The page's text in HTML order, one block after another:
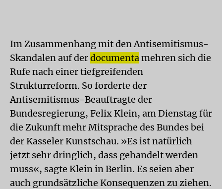
Im Zusammenhang mit den Antisemitismus-
Skandalen auf derdocumentamehren sich die
Rufe nach einer tiefgreifenden
Strukturreform. So forderte der
Antisemitismus-Beauftragte der
Bundesregierung, Felix Klein, am Dienstag für
die Zukunft mehr Mitsprache des Bundes bei
der Kasseler Kunstschau. »Es ist natürlich
jetzt sehr dringlich, dass gehandelt werden
muss«, sagte Klein in Berlin. Es seien aber
auch grundsätzliche Konsequenzen zu ziehen.